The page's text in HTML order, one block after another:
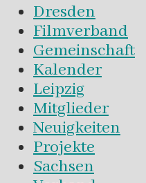
Dresden
Filmverband
Gemeinschaft
Kalender
Leipzig
Mitglieder
Neuigkeiten
Projekte
Sachsen